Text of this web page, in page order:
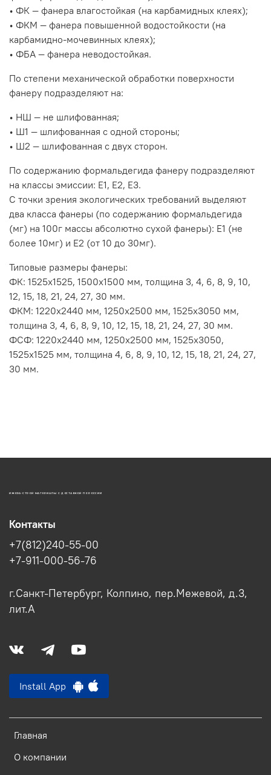
• ФК — фанера влагостойкая (на карбамидных клеях);
• ФКМ — фанера повышенной водостойкости (на
карбамидно-мочевинных клеях);
• ФБА — фанера неводостойкая.
По степени механической обработки поверхности
фанеру подразделяют на:
• НШ — не шлифованная;
• Ш1 — шлифованная с одной стороны;
• Ш2 — шлифованная с двух сторон.
По содержанию формальдегида фанеру подразделяют
на классы эмиссии: Е1, Е2, Е3.
С точки зрения экологических требований выделяют
два класса фанеры (по содержанию формальдегида
(мг) на 100г массы абсолютно сухой фанеры): Е1 (не
более 10мг) и Е2 (от 10 до 30мг).
Типовые размеры фанеры:
ФК: 1525х1525, 1500х1500 мм, толщина 3, 4, 6, 8, 9, 10,
12, 15, 18, 21, 24, 27, 30 мм.
ФКМ: 1220х2440 мм, 1250х2500 мм, 1525х3050 мм,
толщина 3, 4, 6, 8, 9, 10, 12, 15, 18, 21, 24, 27, 30 мм.
ФСФ: 1220х2440 мм, 1250х2500 мм, 1525х3050,
1525х1525 мм, толщина 4, 6, 8, 9, 10, 12, 15, 18, 21, 24, 27,
30 мм.
ИЖОРА-СТРОЙ МАТЕРИАЛЫ С ДОСТАВКОЙ ПО РОССИИ
Главная
О компании
Контакты
+7(812)240-55-00
+7-911-000-56-76
г.Санкт-Петербург, Колпино, пер.Межевой, д.3,
лит.А
Install App